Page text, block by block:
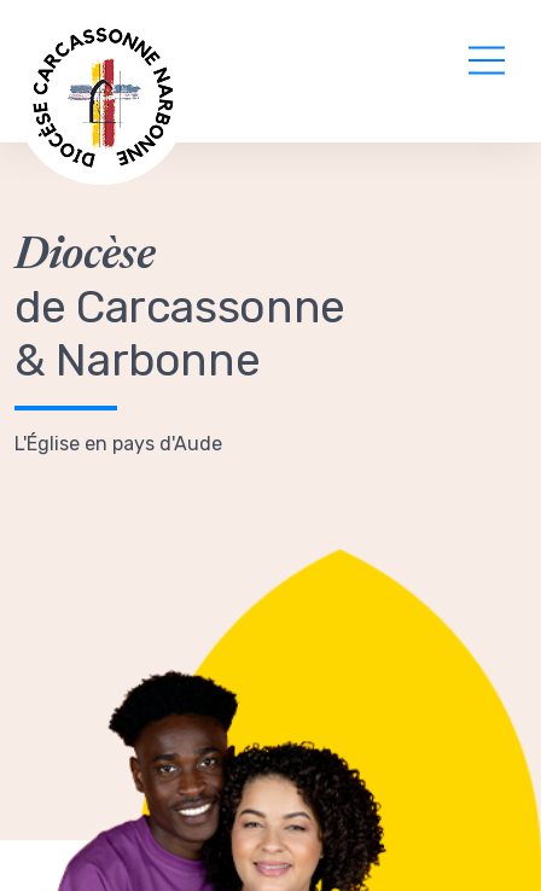
Diocèse
de Carcassonne
& Narbonne
L'Église en pays d'Aude